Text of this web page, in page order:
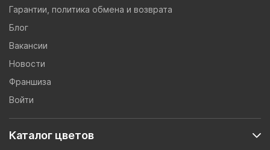
Гарантии, политика обмена и возврата
Блог
Вакансии
Новости
Франшиза
Войти
Каталог цветов